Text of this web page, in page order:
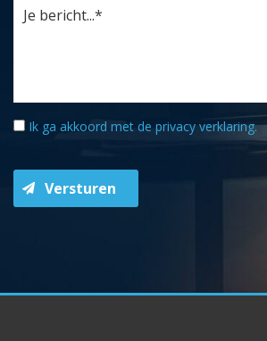
Ik ga akkoord met de privacy verklaring.
Versturen